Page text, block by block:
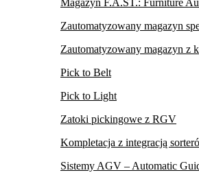
Magazyn F.A.ST.: Furniture
Zautomatyzowany magazyn
Zautomatyzowany magazyn z
Pick to Belt
Pick to Light
Zatoki pickingowe z RGV
Kompletacja z integracją
Sistemy AGV – Automatic